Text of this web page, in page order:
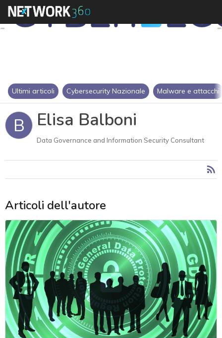
Ultimi articoli Cybersecurity Nazionale Malware e attacchi
B Elisa Balboni
Data Governance and Information Security Consultant
Articoli dell'autore